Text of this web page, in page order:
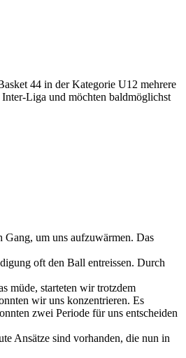
44 in der Kategorie U12 mehrere
Liga und möchten baldmöglichst
um uns aufzuwärmen. Das
oft den Ball entreissen. Durch
müde, starteten wir trotzdem
wir uns konzentrieren. Es
zwei Periode für uns entscheiden
Ansätze sind vorhanden, die nun in